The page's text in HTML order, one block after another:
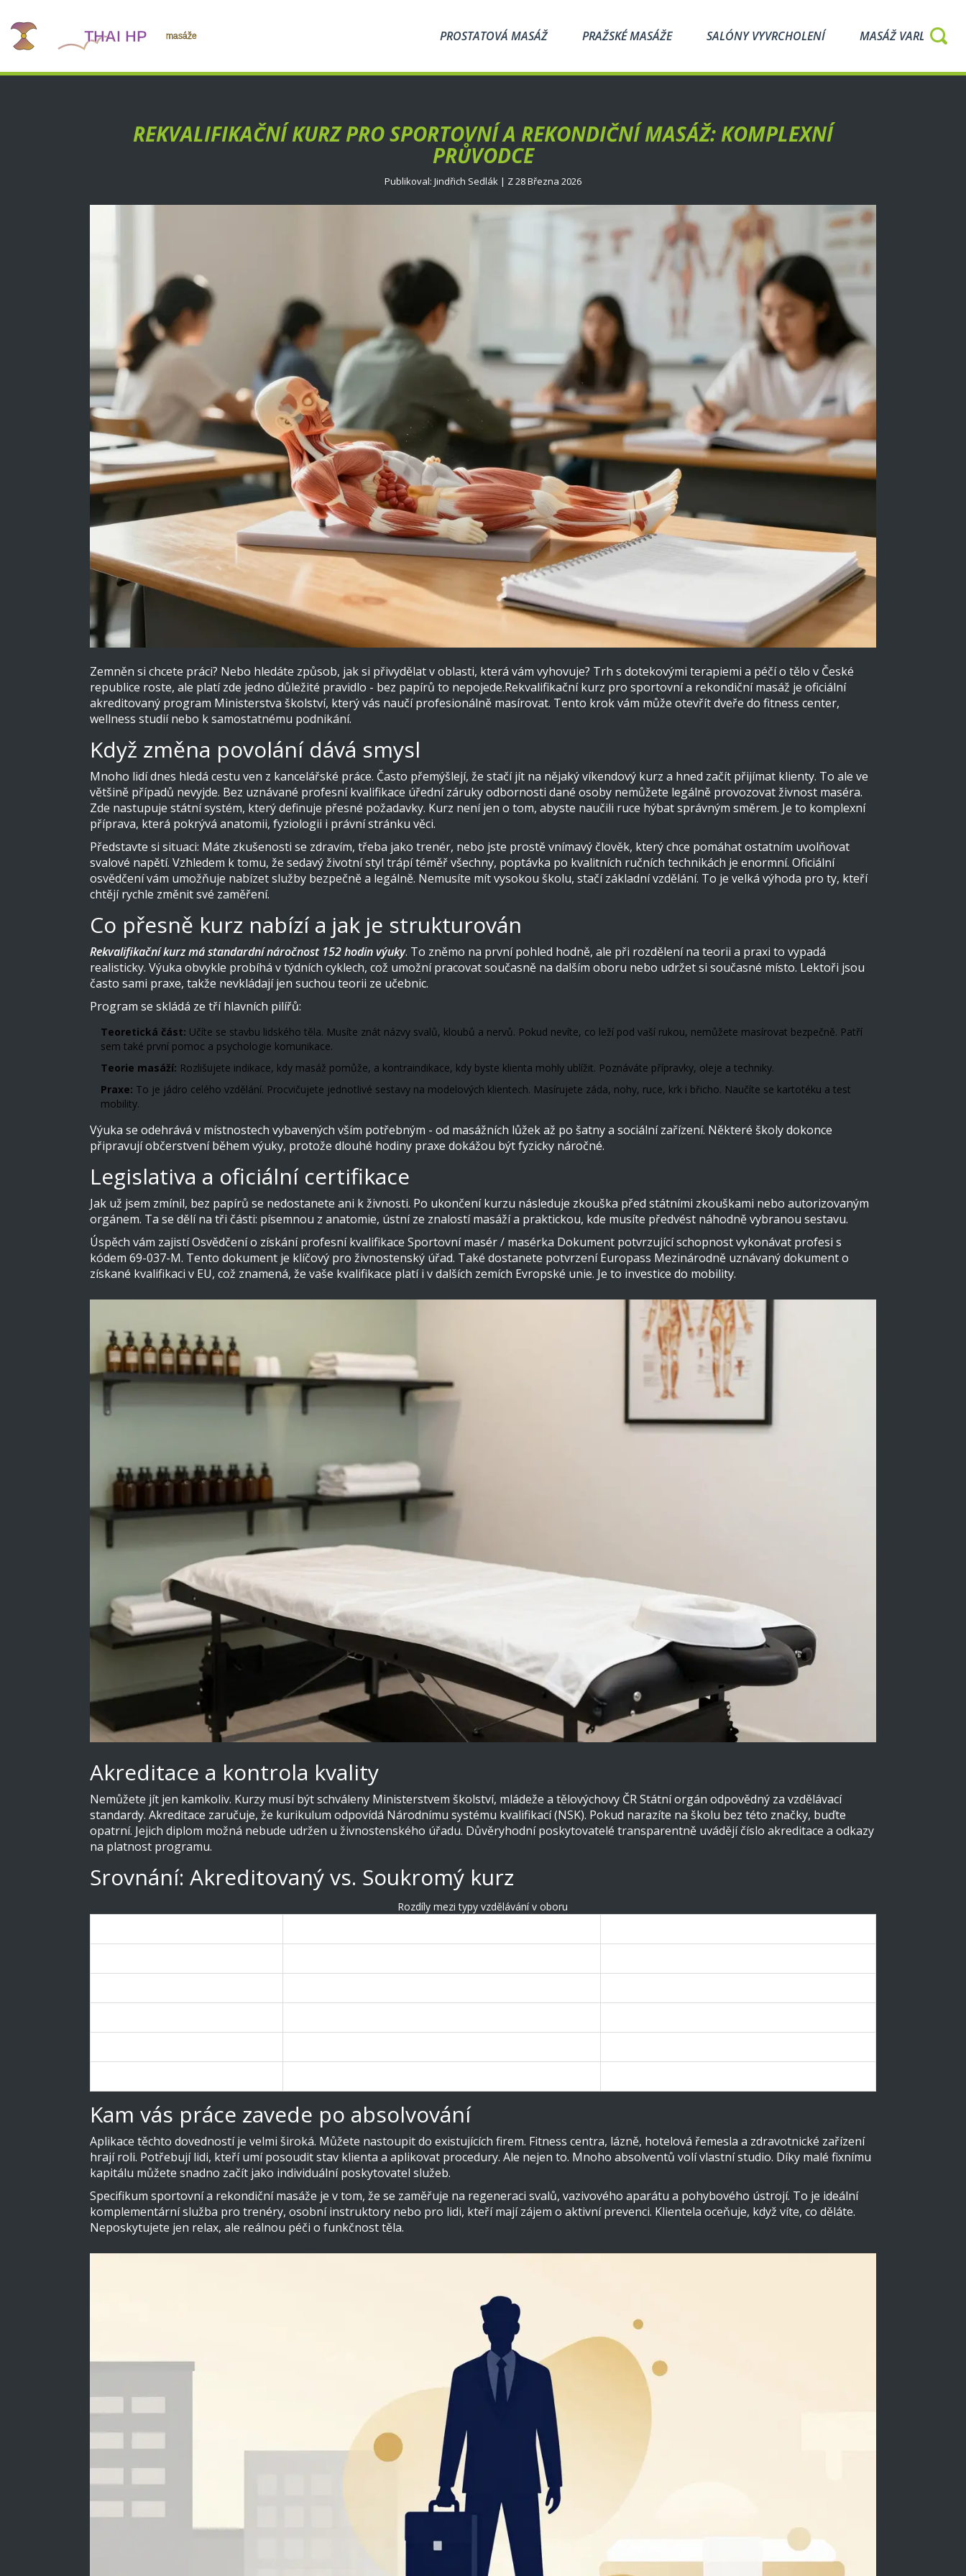
PROSTATOVÁ MASÁŽ PRAŽSKÉ MASÁŽE SALÓNY VYVRCHOLENÍ MASÁŽ VARLAT
REKVALIFIKAČNÍ KURZ PRO SPORTOVNÍ A REKONDIČNÍ MASÁŽ: KOMPLEXNÍ
PRŮVODCE
Publikoval: Jindřich Sedlák | Z 28 Března 2026
Zemněn si chcete práci? Nebo hledáte způsob, jak si přivydělat v oblasti, která vám vyhovuje? Trh s dotekovými terapiemi a péčí o tělo v České
republice roste, ale platí zde jedno důležité pravidlo - bez papírů to nepojede.Rekvalifikační kurz pro sportovní a rekondiční masáž je oficiální
akreditovaný program Ministerstva školství, který vás naučí profesionálně masírovat. Tento krok vám může otevřít dveře do fitness center,
wellness studií nebo k samostatnému podnikání.
Když změna povolání dává smysl
Mnoho lidí dnes hledá cestu ven z kancelářské práce. Často přemýšlejí, že stačí jít na nějaký víkendový kurz a hned začít přijímat klienty. To ale ve
většině případů nevyjde. Bez uznávané profesní kvalifikace úřední záruky odbornosti dané osobynemůžete legálně provozovat živnost maséra.
Zde nastupuje státní systém, který definuje přesné požadavky. Kurz není jen o tom, abyste naučili ruce hýbat správným směrem. Je to komplexní
příprava, která pokrývá anatomii, fyziologii i právní stránku věci.
Představte si situaci: Máte zkušenosti se zdravím, třeba jako trenér, nebo jste prostě vnímavý člověk, který chce pomáhat ostatním uvolňovat
svalové napětí. Vzhledem k tomu, že sedavý životní styl trápí téměř všechny, poptávka po kvalitních ručních technikách je enormní. Oficiální
osvědčení vám umožňuje nabízet služby bezpečně a legálně. Nemusíte mít vysokou školu, stačí základní vzdělání. To je velká výhoda pro ty, kteří
chtějí rychle změnit své zaměření.
Co přesně kurz nabízí a jak je strukturován
Rekvalifikační kurz má standardní náročnost 152 hodin výuky. To zněmo na první pohled hodně, ale při rozdělení na teorii a praxi to vypadá
realisticky. Výuka obvykle probíhá v týdních cyklech, což umožní pracovat současně na dalším oboru nebo udržet si současné místo. Lektoři jsou
často sami praxe, takže nevkládají jen suchou teorii ze učebnic.
Program se skládá ze tří hlavních pilířů:
Teoretická část: Učíte se stavbu lidského těla. Musíte znát názvy svalů, kloubů a nervů. Pokud nevíte, co leží pod vaší rukou, nemůžete masírovat bezpečně. Patří
sem také první pomoc a psychologie komunikace.
Teorie masáží: Rozlišujete indikace, kdy masáž pomůže, a kontraindikace, kdy byste klienta mohly ublížit. Poznáváte přípravky, oleje a techniky.
Praxe: To je jádro celého vzdělání. Procvičujete jednotlivé sestavy na modelových klientech. Masírujete záda, nohy, ruce, krk i břicho. Naučíte se kartotéku a test
mobility.
Výuka se odehrává v místnostech vybavených vším potřebným - od masážních lůžek až po šatny a sociální zařízení. Některé školy dokonce
připravují občerstvení během výuky, protože dlouhé hodiny praxe dokážou být fyzicky náročné.
Legislativa a oficiální certifikace
Jak už jsem zmínil, bez papírů se nedostanete ani k živnosti. Po ukončení kurzu následuje zkouška před státními zkouškami nebo autorizovaným
orgánem. Ta se dělí na tři části: písemnou z anatomie, ústní ze znalostí masáží a praktickou, kde musíte předvést náhodně vybranou sestavu.
Úspěch vám zajistíOsvědčení o získání profesní kvalifikace Sportovní masér / masérka Dokument potvrzující schopnost vykonávat profesi s
kódem 69-037-M. Tento dokument je klíčový pro živnostenský úřad. Také dostanete potvrzeníEuropass Mezinárodně uznávaný dokument o
získané kvalifikaci v EU, což znamená, že vaše kvalifikace platí i v dalších zemích Evropské unie. Je to investice do mobility.
Akreditace a kontrola kvality
Nemůžete jít jen kamkoliv. Kurzy musí být schváleny Ministerstvem školství, mládeže a tělovýchovy ČRStátní orgán odpovědný za vzdělávací
standardy. Akreditace zaručuje, že kurikulum odpovídá Národnímu systému kvalifikací (NSK). Pokud narazíte na školu bez této značky, buďte
opatrní. Jejich diplom možná nebude udržen u živnostenského úřadu. Důvěryhodní poskytovatelé transparentně uvádějí číslo akreditace a odkazy
na platnost programu.
Srovnání: Akreditovaný vs. Soukromý kurz
Rozdíly mezi typy vzdělávání v oboru
Kam vás práce zavede po absolvování
Aplikace těchto dovedností je velmi široká. Můžete nastoupit do existujících firem. Fitness centra, lázně, hotelová řemesla a zdravotnické zařízení
hrají roli. Potřebují lidi, kteří umí posoudit stav klienta a aplikovat procedury. Ale nejen to. Mnoho absolventů volí vlastní studio. Díky malé fixnímu
kapitálu můžete snadno začít jako individuální poskytovatel služeb.
Specifikum sportovní a rekondiční masáže je v tom, že se zaměřuje na regeneraci svalů, vazivového aparátu a pohybového ústrojí. To je ideální
komplementární služba pro trenéry, osobní instruktory nebo pro lidi, kteří mají zájem o aktivní prevenci. Klientela oceňuje, když víte, co děláte.
Neposkytujete jen relax, ale reálnou péči o funkčnost těla.